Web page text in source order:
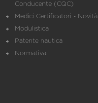
Conducente (CQC)
Medici Certificatori - Novità
Modulistica
Patente nautica
Normativa